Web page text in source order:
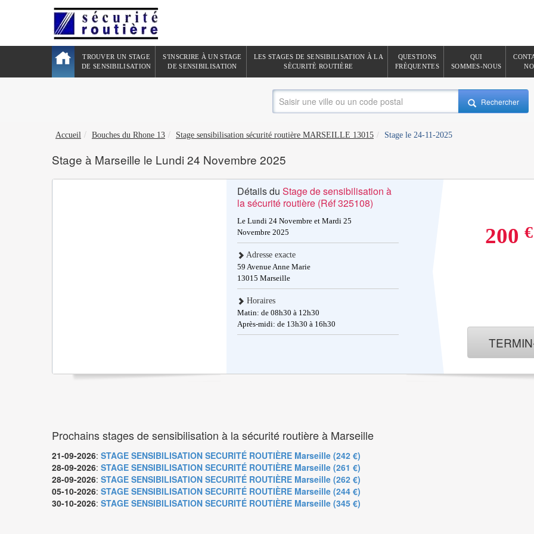
TROUVER UN STAGE
DE SENSIBILISATION
S'INSCRIRE À UN STAGE
DE SENSIBILISATION
LES STAGES DE SENSIBILISATION À LA
SÈCURITÈ ROUTIÈRE
QUESTIONS
FRÈQUENTES
QUI
SOMMES-NOUS
Rechercher
Accueil Bouches du Rhone 13 Stage sensibilisation sécurité routière MARSEILLE 13015 Stage le 24-11-2025
Stage à Marseille le Lundi 24 Novembre 2025
Détails du Stage de sensibilisation à
la sécurité routière (Réf 325108)
Le Lundi 24 Novembre et Mardi 25
Novembre 2025
Adresse exacte
59 Avenue Anne Marie
13015 Marseille
Horaires
Matin: de 08h30 à 12h30
Après-midi: de 13h30 à 16h30
200€
Prochains stages de sensibilisation à la sécurité routière à Marseille
21-09-2026: STAGE SENSIBILISATION SECURITÉ ROUTIÈRE Marseille (242 €)
28-09-2026: STAGE SENSIBILISATION SECURITÉ ROUTIÈRE Marseille (261 €)
28-09-2026: STAGE SENSIBILISATION SECURITÉ ROUTIÈRE Marseille (262 €)
05-10-2026: STAGE SENSIBILISATION SECURITÉ ROUTIÈRE Marseille (244 €)
30-10-2026: STAGE SENSIBILISATION SECURITÉ ROUTIÈRE Marseille (345 €)